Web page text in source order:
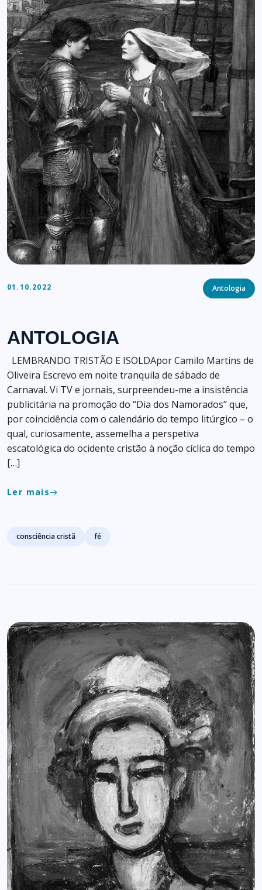
01.10.2022 Antologia
ANTOLOGIA
LEMBRANDO TRISTÃO E ISOLDApor Camilo Martins de
Oliveira Escrevo em noite tranquila de sábado de
Carnaval. Vi TV e jornais, surpreendeu-me a insistência
publicitária na promoção do “Dia dos Namorados” que,
por coincidência com o calendário do tempo litúrgico – o
qual, curiosamente, assemelha a perspetiva
escatológica do ocidente cristão à noção cíclica do tempo
[…]
Ler maiseast
Tags
consciência cristã fé